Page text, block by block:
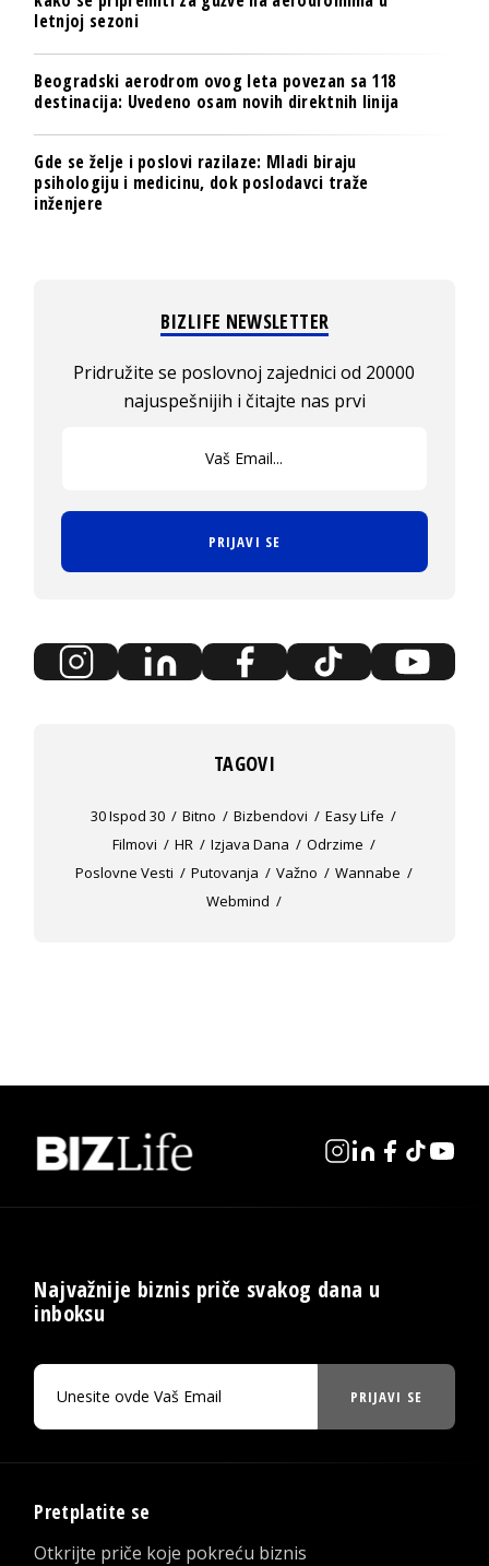
letnjoj sezoni
Beogradski aerodrom ovog leta povezan sa 118
destinacija: Uvedeno osam novih direktnih linija
Gde se želje i poslovi razilaze: Mladi biraju
psihologiju i medicinu, dok poslodavci traže
inženjere
BIZLIFE NEWSLETTER
Pridružite se poslovnoj zajednici od 20000
najuspešnijih i čitajte nas prvi
PRIJAVI SE
TAGOVI
30 Ispod 30 Bitno Bizbendovi
Easy Life
Filmovi
HR Izjava Dana
Odrzime
Poslovne Vesti
Putovanja Važno
Wannabe
Webmind
Najvažnije biznis priče svakog dana u
inboksu
PRIJAVI SE
Pretplatite se
Otkrijte priče koje pokreću biznis